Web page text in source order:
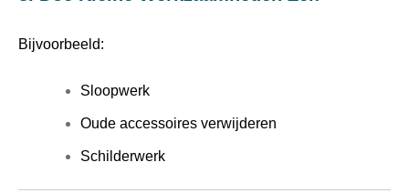
Bijvoorbeeld:
Sloopwerk
Oude accessoires verwijderen
Schilderwerk